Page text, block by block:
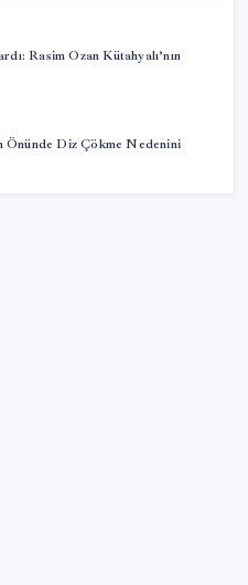
Rasim Ozan Kütahyalı’nın
Önünde Diz Çökme Nedenini